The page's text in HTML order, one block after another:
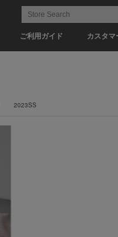
ご利用ガイド カスタマ
2023SS